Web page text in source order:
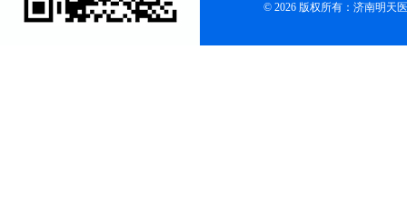
© 2026 版权所有：济南明天